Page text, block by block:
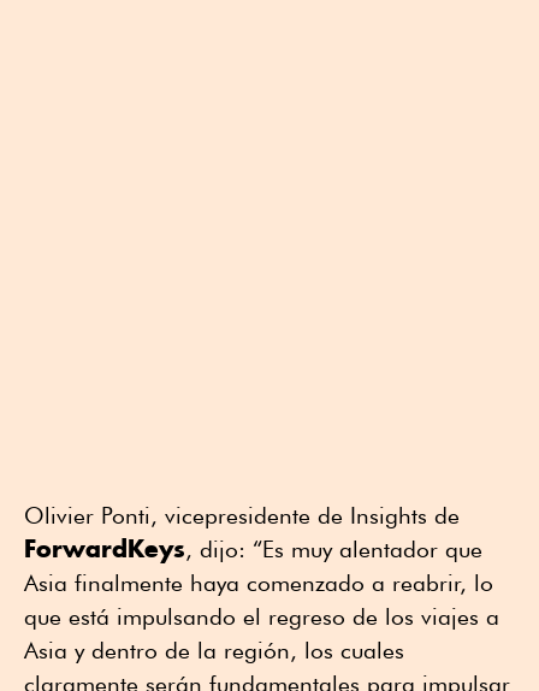
Olivier Ponti, vicepresidente de Insights de
ForwardKeys, dijo: “Es muy alentador que
Asia finalmente haya comenzado a reabrir, lo
que está impulsando el regreso de los viajes a
Asia y dentro de la región, los cuales
claramente serán fundamentales para impulsar